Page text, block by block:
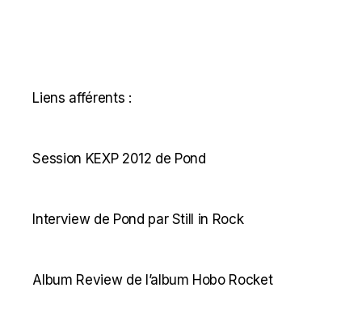
Liens afférents :
Session KEXP 2012 de Pond
Interview de Pond par Still in Rock
Album Review de l’album Hobo Rocket